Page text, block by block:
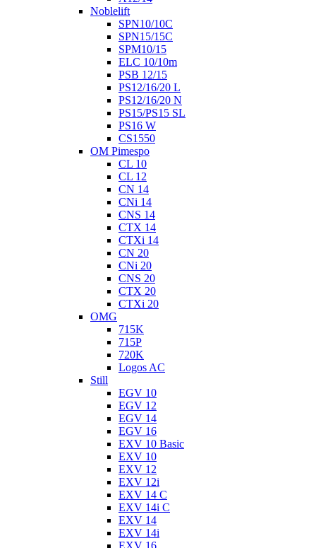
Noblelift
SPN10/10C
SPN15/15C
SPM10/15
ELC 10/10m
PSB 12/15
PS12/16/20 L
PS12/16/20 N
PS15/PS15 SL
PS16 W
CS1550
OM Pimespo
CL 10
CL 12
CN 14
CNi 14
CNS 14
CTX 14
CTXi 14
CN 20
CNi 20
CNS 20
CTX 20
CTXi 20
OMG
715K
715P
720K
Logos AC
Still
EGV 10
EGV 12
EGV 14
EGV 16
EXV 10 Basic
EXV 10
EXV 12
EXV 12i
EXV 14 C
EXV 14i C
EXV 14
EXV 14i
EXV 16